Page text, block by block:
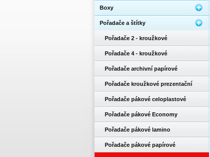
Boxy
Pořadače a štítky
Pořadače 2 - kroužkové
Pořadače 4 - kroužkové
Pořadače archivní papírové
Pořadače kroužkové prezentační
Pořadače pákové celoplastové
Pořadače pákové Economy
Pořadače pákové lamino
Pořadače pákové papírové